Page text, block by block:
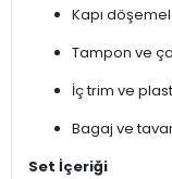
Kapı
Tampon ve
İç trim ve
Bagaj ve
Set İçeriği